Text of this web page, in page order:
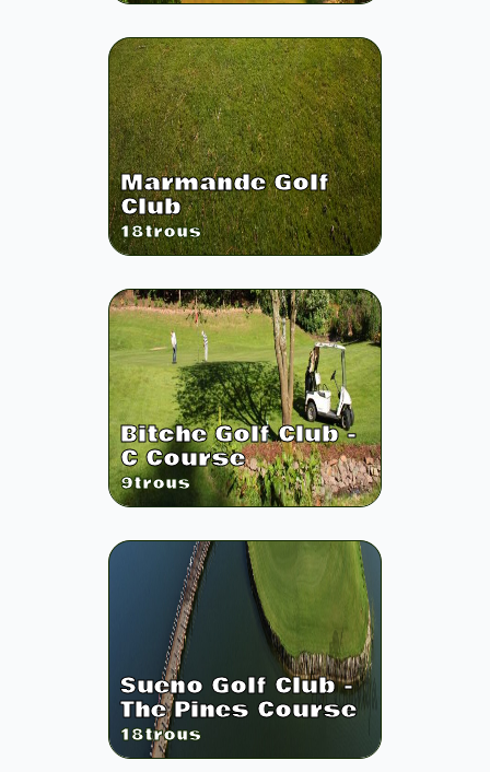
Marmande Golf
Club
18trous
Bitche Golf Club -
C Course
9trous
Sueno Golf Club -
The Pines Course
18trous